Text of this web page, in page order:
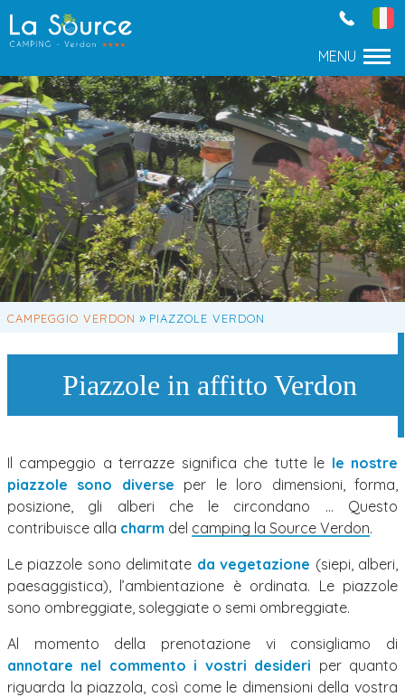
CAMPEGGIO VERDON » PIAZZOLE VERDON
Piazzole in affitto Verdon
Il campeggio a terrazze significa che tutte le le nostre
piazzole sono diverse per le loro dimensioni, forma,
posizione, gli alberi che le circondano … Questo
contribuisce alla charm del camping la Source Verdon.
Le piazzole sono delimitate da vegetazione (siepi, alberi,
paesaggistica), l’ambientazione è ordinata. Le piazzole
sono ombreggiate, soleggiate o semi ombreggiate.
Al momento della prenotazione vi consigliamo di
annotare nel commento i vostri desideri per quanto
riguarda la piazzola, così come le dimensioni della vostra